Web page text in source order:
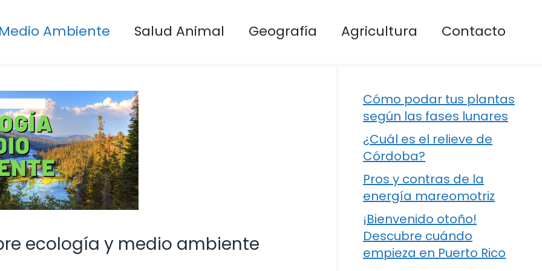
Medio Ambiente Salud Animal Geografía Agricultura Contacto
ecología y medio ambiente
Cómo podar tus plantas
según las fases lunares
¿Cuál es el relieve de
Córdoba?
Pros y contras de la
energía mareomotriz
¡Bienvenido otoño!
Descubre cuándo
empieza en Puerto Rico